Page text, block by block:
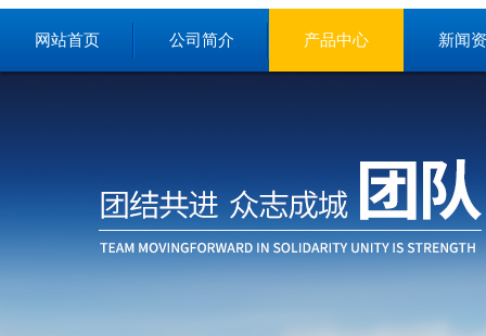
网站首页 公司简介 产品中心 新闻